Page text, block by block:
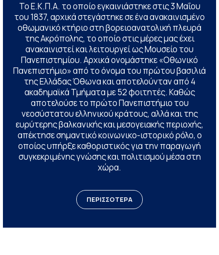
Το Ε.Κ.Π.Α. το οποίο εγκαινιάστηκε στις 3 Μαΐου
του 1837, αρχικά στεγάστηκε σε ένα ανακαινισμένο
οθωμανικό κτήριο στη βορειοανατολική πλευρά
της Ακρόπολης, το οποίο στις μέρες μας έχει
ανακαινιστεί και λειτουργεί ως Μουσείο του
Πανεπιστημίου. Αρχικά ονομάστηκε «Οθωνικό
Πανεπιστήμιο» από το όνομα του πρώτου βασιλιά
της Ελλάδας Όθωνα και αποτελούνταν από 4
ακαδημαϊκά Τμήματα με 52 φοιτητές. Καθώς
αποτελούσε το πρώτο Πανεπιστήμιο του
νεοσύστατου ελληνικού κράτους, αλλά και της
ευρύτερης βαλκανικής και μεσογειακής περιοχής,
απέκτησε σημαντικό κοινωνικο-ιστορικό ρόλο, ο
οποίος υπήρξε καθοριστικός για την παραγωγή
συγκεκριμένης γνώσης και πολιτισμού μέσα στη
χώρα.
ΠΕΡΙΣΣΟΤΕΡΑ